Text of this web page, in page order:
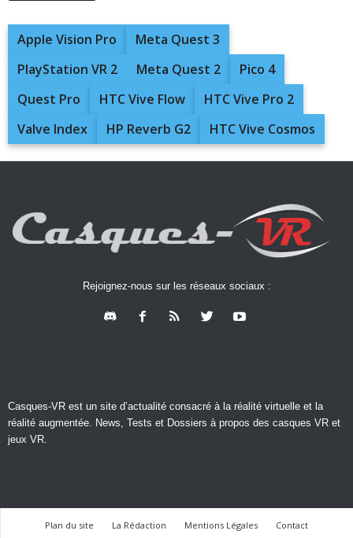
Apple Vision Pro
Meta Quest 3
PlayStation VR 2
Meta Quest 2
Pico 4
Quest Pro
HTC Vive Flow
HTC Vive Pro 2
Valve Index
HP Reverb G2 HTC Vive Cosmos
Rejoignez-nous sur les réseaux sociaux :
Casques-VR est un site d’actualité consacré à la réalité virtuelle et la
réalité augmentée. News, Tests et Dossiers à propos des casques VR et
jeux VR.
Plan du site La Rédaction Mentions Légales Contact